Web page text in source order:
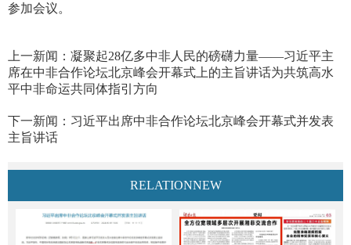
参加会议。
上一新闻： 凝聚起28亿多中非人民的磅礴力量——习近平主
席在中非合作论坛北京峰会开幕式上的主旨讲话为共筑高水
平中非命运共同体指引方向
下一新闻： 习近平出席中非合作论坛北京峰会开幕式并发表
主旨讲话
RELATIONNEW